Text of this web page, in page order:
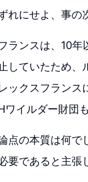
れにせよ、事の
ランスは、10
していたため
ックスフランス
ワイルダー財団
点の本質は何で
要であると主張